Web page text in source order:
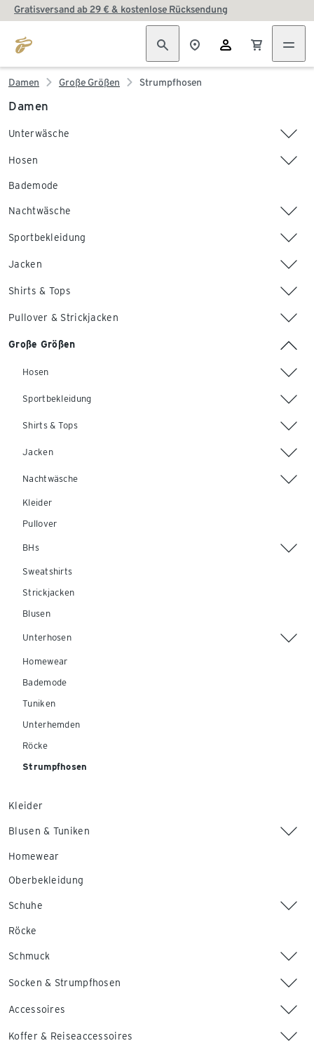
Gratisversand ab 29 € & kostenlose Rücksendung
Damen Große Größen Strumpfhosen
Damen
Unterwäsche
Hosen
Bademode
Nachtwäsche
Sportbekleidung
Jacken
Shirts & Tops
Pullover & Strickjacken
Große Größen
Hosen
Sportbekleidung
Shirts & Tops
Jacken
Nachtwäsche
Kleider
Pullover
BHs
Sweatshirts
Strickjacken
Blusen
Unterhosen
Homewear
Bademode
Tuniken
Unterhemden
Röcke
Strumpfhosen
Kleider
Blusen & Tuniken
Homewear
Oberbekleidung
Schuhe
Röcke
Schmuck
Socken & Strumpfhosen
Accessoires
Koffer & Reiseaccessoires